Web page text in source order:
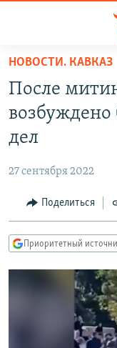
упрощенного
доступа
Вернуться
основному
Вернутся
Вернутся
ПОДКАСТЫ
АВТОРСКИЕ
МНЕНИЯ
КУЛЬТУРА
КАВКАЗ.РЕАЛИИ
СЕВЕР.РЕАЛИИ
СИБИРЬ.РЕАЛИИ
РАСПИСАНИЕ
НОВОСТИ. КАВКАЗ
После
возбуждено
дел
27 сентября 2022
Поделиться
Приоритетный